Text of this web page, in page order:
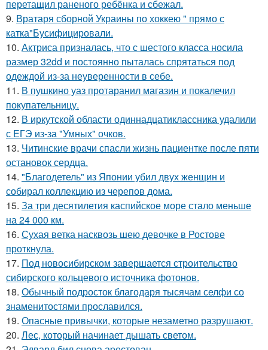
перетащил раненого ребёнка и сбежал.
9. Вратаря сборной Украины по хоккею " прямо с
катка"Бусифицировали.
10. Актриса призналась, что с шестого класса носила
размер 32dd и постоянно пыталась спрятаться под
одеждой из-за неуверенности в себе.
11. В пушкино уаз протаранил магазин и покалечил
покупательницу.
12. В иркутской области одиннадцатиклассника удалили
с ЕГЭ из-за "Умных" очков.
13. Читинские врачи спасли жизнь пациентке после пяти
остановок сердца.
14. "Благодетель" из Японии убил двух женщин и
собирал коллекцию из черепов дома.
15. За три десятилетия каспийское море стало меньше
на 24 000 км.
16. Сухая ветка насквозь шею девочке в Ростове
проткнула.
17. Под новосибирском завершается строительство
сибирского кольцевого источника фотонов.
18. Обычный подросток благодаря тысячам селфи со
знаменитостями прославился.
19. Опасные привычки, которые незаметно разрушают.
20. Лес, который начинает дышать светом.